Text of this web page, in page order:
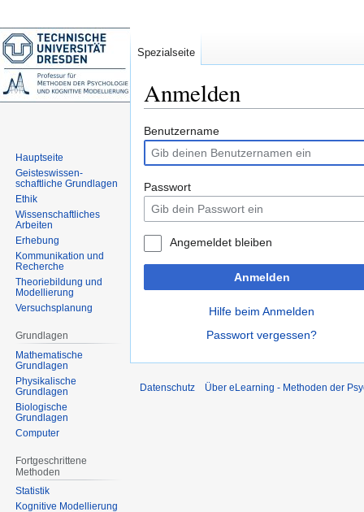
Anmelden
Zur
Navigation
springen
Zur
Suche
springen
Benutzername
Passwort
Angemeldet bleiben
Anmelden
Hilfe beim Anmelden
Passwort vergessen?
Spezialseite
Hauptseite
Geisteswissen-
schaftliche Grundlagen
Ethik
Wissenschaftliches
Arbeiten
Erhebung
Kommunikation und
Recherche
Theoriebildung und
Modellierung
Versuchsplanung
Grundlagen
Mathematische
Grundlagen
Physikalische
Grundlagen
Biologische
Grundlagen
Computer
Fortgeschrittene
Methoden
Statistik
Kognitive Modellierung
Datenschutz Über eLearning - Methoden der